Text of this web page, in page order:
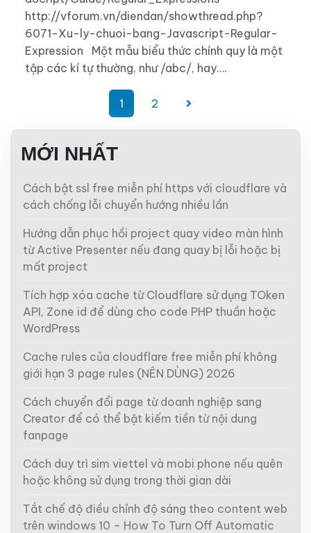
http://vforum.vn/diendan/showthread.php?
6071-Xu-ly-chuoi-bang-Javascript-Regular-
Expression Một mẫu biểu thức chính quy là một
tập các kí tự thường, như /abc/, hay….
bài
1 2
MỚI NHẤT
Cách bật ssl free miễn phí https với cloudflare và
cách chống lỗi chuyển hướng nhiều lần
Hướng dẫn phục hồi project quay video màn hình
từ Active Presenter nếu đang quay bị lỗi hoặc bị
mất project
Tích hợp xóa cache từ Cloudflare sử dụng TOken
API, Zone id để dùng cho code PHP thuần hoặc
WordPress
Cache rules của cloudflare free miễn phí không
giới hạn 3 page rules (NÊN DÙNG) 2026
Cách chuyển đổi page từ doanh nghiệp sang
Creator để có thể bật kiếm tiền từ nội dung
fanpage
Cách duy trì sim viettel và mobi phone nếu quên
hoặc không sử dụng trong thời gian dài
Tắt chế độ điều chỉnh độ sáng theo content web
trên windows 10 – How To Turn Off Automatic